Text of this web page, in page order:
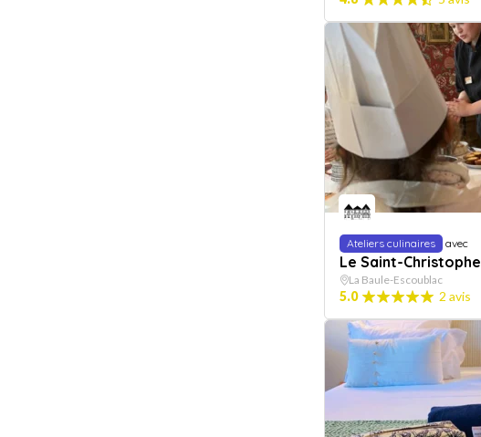
Ateliers culinaires avec
Le Saint-Christophe
La Baule-Escoublac
5.0 2 avis